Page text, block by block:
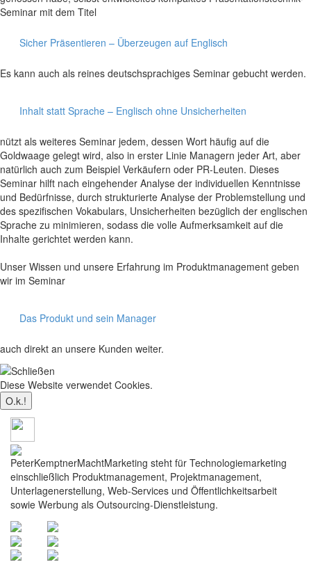
Seminar mit dem Titel
Sicher Präsentieren – Überzeugen auf Englisch
Es kann auch als reines deutschsprachiges Seminar gebucht werden.
Inhalt statt Sprache – Englisch ohne Unsicherheiten
nützt als weiteres Seminar jedem, dessen Wort häufig auf die
Goldwaage gelegt wird, also in erster Linie Managern jeder Art, aber
natürlich auch zum Beispiel Verkäufern oder PR-Leuten. Dieses
Seminar hilft nach eingehender Analyse der individuellen Kenntnisse
und Bedürfnisse, durch strukturierte Analyse der Problemstellung und
des spezifischen Vokabulars, Unsicherheiten bezüglich der englischen
Sprache zu minimieren, sodass die volle Aufmerksamkeit auf die
Inhalte gerichtet werden kann.
Unser Wissen und unsere Erfahrung im Produktmanagement geben
wir im Seminar
Das Produkt und sein Manager
auch direkt an unsere Kunden weiter.
Diese Website verwendet Cookies.
PeterKemptnerMachtMarketing steht für Technologiemarketing
einschließlich Produktmanagement, Projektmanagement,
Unterlagenerstellung, Web-Services und Öffentlichkeitsarbeit
sowie Werbung als Outsourcing-Dienstleistung.